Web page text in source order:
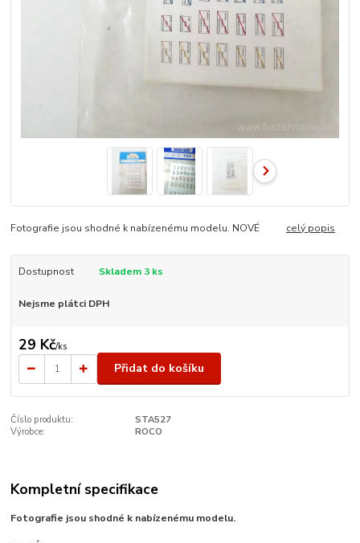
Fotografie jsou shodné k nabízenému modelu. NOVÉ celý popis
Dostupnost Skladem 3 ks
Nejsme plátci DPH
29 Kč/ks
Přidat do košíku
Číslo produktu:
STA527
Výrobce:
ROCO
Kompletní specifikace
Fotografie jsou shodné k nabízenému modelu.